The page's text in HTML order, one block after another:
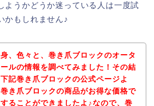
ようかどうか迷っている人は一度試
かもしれません♪
、色々と、巻き爪ブロックのオータ
ルの情報を調べてみました！その結
記巻き爪ブロックの公式ページよ
巻き爪ブロックの商品がお得な価格で
ることができましたよ♪なので、巻